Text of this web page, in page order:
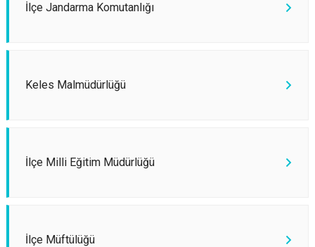
İlçe Jandarma Komutanlığı
Keles Malmüdürlüğü
İlçe Milli Eğitim Müdürlüğü
İlçe Müftülüğü